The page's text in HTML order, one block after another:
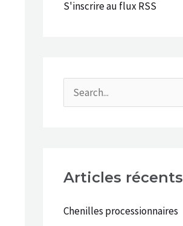
e
S'inscrire au flux RSS
e
c
Articles récents
Chenilles processionnaires